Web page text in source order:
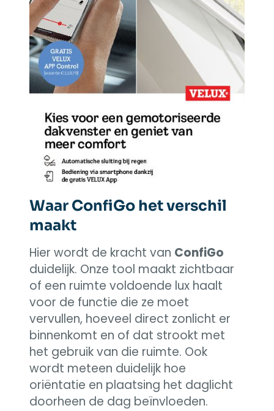
Waar ConfiGo het verschil
maakt
Hier wordt de kracht van ConfiGo
duidelijk. Onze tool maakt zichtbaar
of een ruimte voldoende lux haalt
voor de functie die ze moet
vervullen, hoeveel direct zonlicht er
binnenkomt en of dat strookt met
het gebruik van die ruimte. Ook
wordt meteen duidelijk hoe
oriëntatie en plaatsing het daglicht
doorheen de dag beïnvloeden.